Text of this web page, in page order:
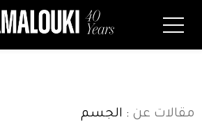
مقالات عن : الجسم